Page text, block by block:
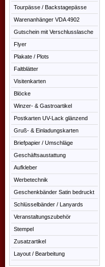
Tourpässe / Backstagepässe
Warenanhänger VDA 4902
Gutschein mit Verschlusslasche
Flyer
Plakate / Plots
Faltblätter
Visitenkarten
Blöcke
Winzer- & Gastroartikel
Postkarten UV-Lack glänzend
Gruß- & Einladungskarten
Briefpapier / Umschläge
Geschäftsaustattung
Aufkleber
Werbetechnik
Geschenkbänder Satin bedruckt
Schlüsselbänder / Lanyards
Veranstaltungszubehör
Stempel
Zusatzartikel
Layout / Bearbeitung